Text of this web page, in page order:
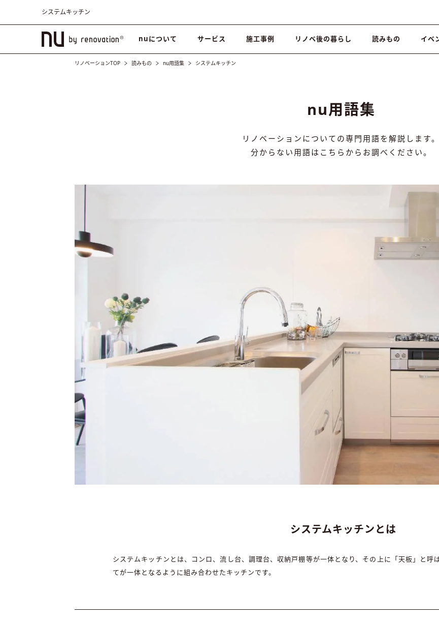
システムキッチン
nuについて サービス 施工事例 リノベ後の暮らし 読みもの イベ
リノベーションTOP 読みもの nu用語集 システムキッチン
nu用語集
リノベーションについての専門用語を解説します。
分からない用語はこちらからお調べください。
システムキッチンとは
システムキッチンとは、コンロ、流し台、調理台、収納戸棚等が一体となり、その上に「天板」と呼
てが一体となるように組み合わせたキッチンです。